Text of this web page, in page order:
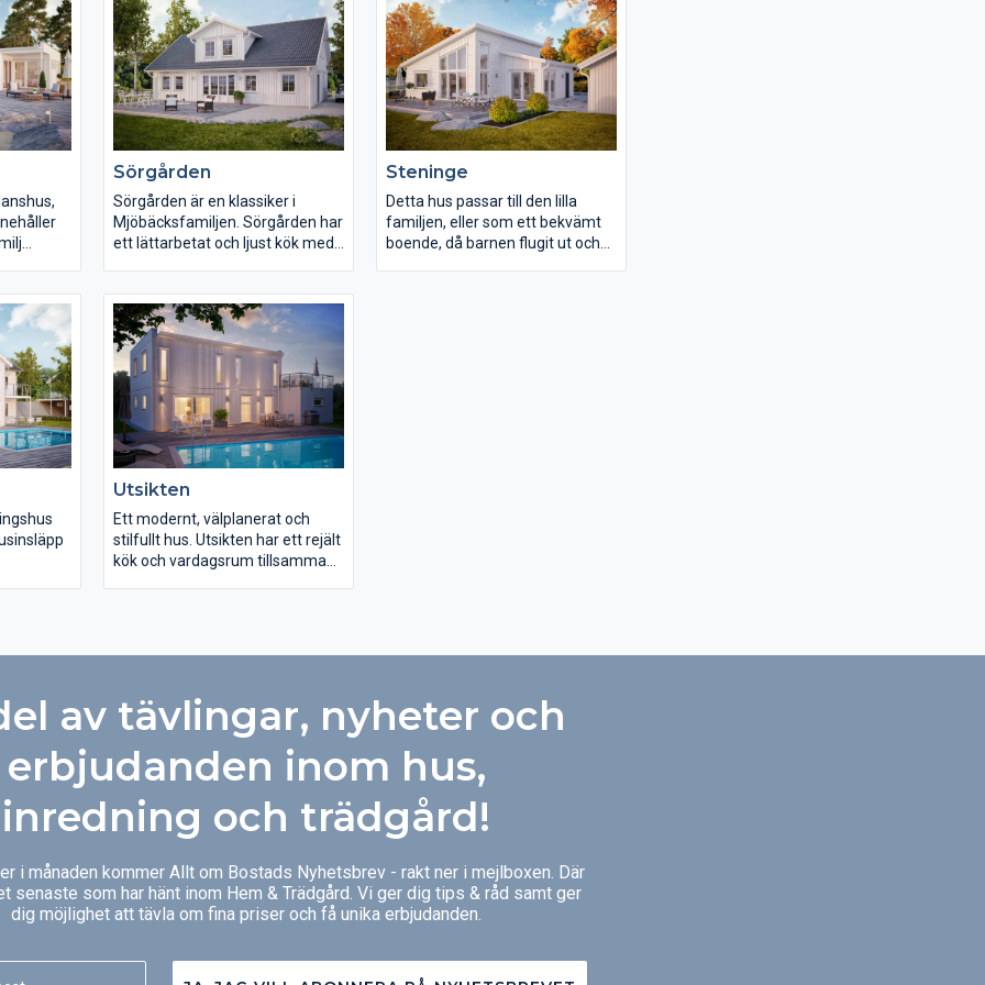
Mellan
finns de
med
Lägg
i
rena
Sörgården
Sörgården är en klassiker i
Mjöbäcksfamiljen. Sörgården har
ett lättarbetat och ljust kök med
plats för en rejäl soffgrupp.
Badavdelningen samt två
sovrum är avskilda från
aktivitetsytorna för lugn och ro.
Farstukvisten ger skydd för regn,
samtidigt som den skapar ett
karaktäristiskt utseende som
kännetecknar denna praktiska
och omtyckta villa.
Steninge
Detta hus passar till den lilla
familjen, eller som ett bekvämt
boende, då barnen flugit ut och
till
Utsikten
Ett modernt, välplanerat och
stilfullt hus. Utsikten har ett rejält
kök och vardagsrum tillsammans
tvättstuga. Från den generöst
tilltagna balkongen på carporten
kan man njuta av en fantastisk
utsikt.
av tävlingar, nyheter och
erbjudanden inom hus,
inredning och trädgård!
i månaden kommer Allt om Bostads Nyhetsbrev - rakt ner i mejlboxen. Där
senaste som har hänt inom Hem & Trädgård. Vi ger dig tips & råd samt ger
dig möjlighet att tävla om fina priser och få unika erbjudanden.